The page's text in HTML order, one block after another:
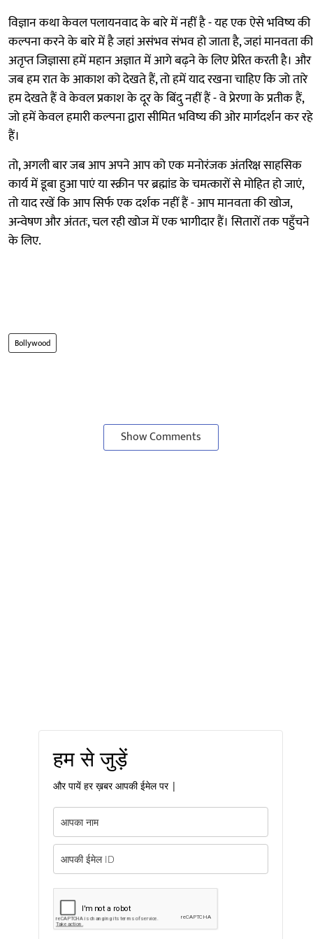
विज्ञान कथा केवल पलायनवाद के बारे में नहीं है - यह एक ऐसे भविष्य की
कल्पना करने के बारे में है जहां असंभव संभव हो जाता है, जहां मानवता की
अतृप्त जिज्ञासा हमें महान अज्ञात में आगे बढ़ने के लिए प्रेरित करती है। और
जब हम रात के आकाश को देखते हैं, तो हमें याद रखना चाहिए कि जो तारे
हम देखते हैं वे केवल प्रकाश के दूर के बिंदु नहीं हैं - वे प्रेरणा के प्रतीक हैं,
जो हमें केवल हमारी कल्पना द्वारा सीमित भविष्य की ओर मार्गदर्शन कर रहे
हैं।
तो, अगली बार जब आप अपने आप को एक मनोरंजक अंतरिक्ष साहसिक
कार्य में डूबा हुआ पाएं या स्क्रीन पर ब्रह्मांड के चमत्कारों से मोहित हो जाएं,
तो याद रखें कि आप सिर्फ एक दर्शक नहीं हैं - आप मानवता की खोज,
अन्वेषण और अंततः, चल रही खोज में एक भागीदार हैं। सितारों तक पहुँचने
के लिए.
Bollywood
Show Comments
हम से जुड़ें
और पायें हर ख़बर आपकी ईमेल पर |